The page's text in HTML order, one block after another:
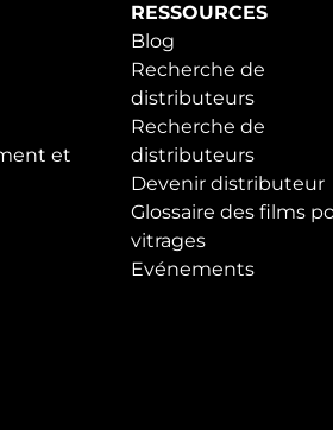
et
RESSOURCES
Blog
Recherche de
distributeurs
Recherche de
distributeurs
Devenir distributeur
Glossaire des films
vitrages
Evénements